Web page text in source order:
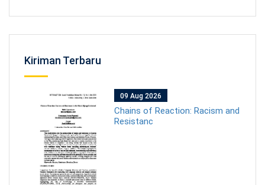
Kiriman Terbaru
09 Aug 2026
Chains of Reaction: Racism and
Resistanc